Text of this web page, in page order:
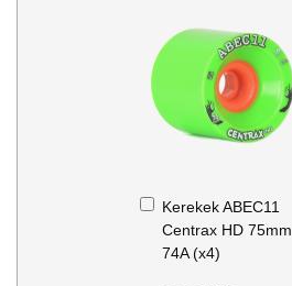
Kerekek ABEC11
Centrax HD 75mm
74A (x4)
Kosárba